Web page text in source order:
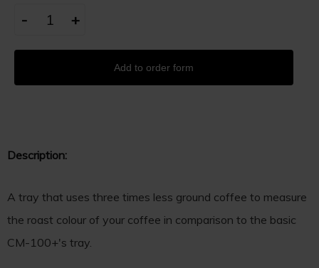
Add to order form
- +
Description:
A tray that uses three times less ground coffee to measure
the roast colour of your coffee in comparison to the basic
CM-100+'s tray.